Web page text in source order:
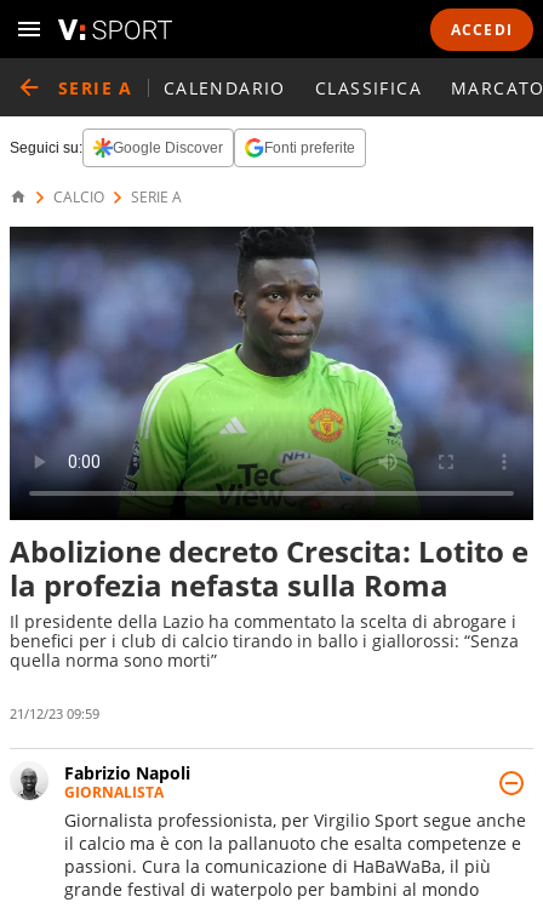
ACCEDI
SERIE A CALENDARIO CLASSIFICA
Seguici su: Google Discover Fonti preferite
CALCIO SERIE A
Abolizione decreto Crescita: Lotito e
la profezia nefasta sulla Roma
Il presidente della Lazio ha commentato la scelta di abrogare i
benefici per i club di calcio tirando in ballo i giallorossi: “Senza
quella norma sono morti”
21/12/23 09:59
Fabrizio Napoli
GIORNALISTA
Giornalista professionista, per Virgilio Sport segue anche
il calcio ma è con la pallanuoto che esalta competenze e
passioni. Cura la comunicazione di HaBaWaBa, il più
grande festival di waterpolo per bambini al mondo